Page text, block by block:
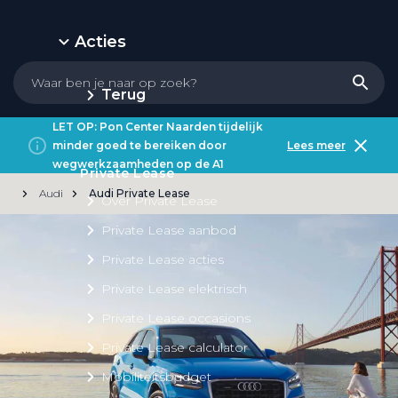
Acties
Terug
Private Lease
Over Private Lease
Private Lease aanbod
Private Lease acties
Private Lease elektrisch
Private Lease occasions
Private Lease calculator
Mobiliteitsbudget
LET OP: Pon Center Naarden tijdelijk
minder goed te bereiken door
wegwerkzaamheden op de A1
Lees meer
Audi Audi Private Lease